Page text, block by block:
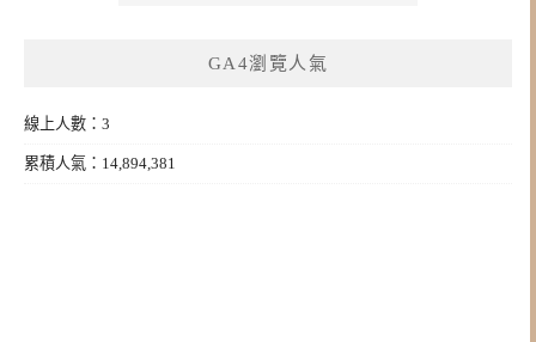
GA4瀏覽人氣
線上人數：3
累積人氣：14,894,381